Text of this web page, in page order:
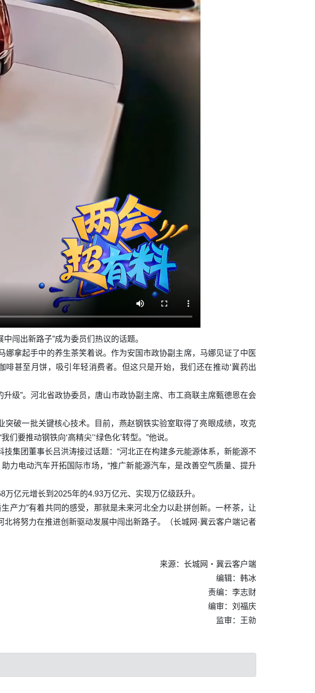
闯出新路子”成为委员们热议的话题。
娜拿起手中的养生茶笑着说。作为安国市政协副主席，马娜见证了中医
啡甚至月饼，吸引年轻消费者。但这只是开始，我们还在推动‘冀药出
级”。河北省政协委员，唐山市政协副主席、市工商联主席甄德恩在会
破一批关键核心技术。目前，燕赵钢铁实验室取得了亮眼成绩，攻克
要推动钢铁向‘高精尖’‘绿色化’转型。”他说。
集团董事长吕洪涛接过话题：“河北正在构建多元能源体系，新能源不
力电动汽车开拓国际市场，“推广新能源汽车，是改善空气质量、提升
亿元增长到2025年的4.93万亿元、实现万亿级跃升。
产力”有着共同的感受，那就是未来河北全力以赴拼创新。一杯茶，让
将努力在推进创新驱动发展中闯出新路子。（长城网·冀云客户端记者
来源：长城网・冀云客户端
编辑：韩冰
责编：李志财
编审：刘福庆
监审：王勍